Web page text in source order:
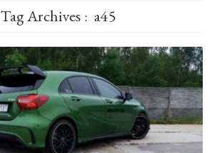
Tag Archives : a45